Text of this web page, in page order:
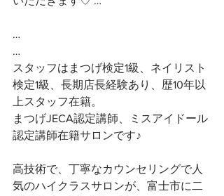
…
…
スタッフはまつげ検定1級、ネイリスト
検定1級、長期店長経験あり、歴10年以
上スタッフ在籍。
まつげJECA認定講師、ミスアイドール
認定講師在籍サロンです♪
高技術で、丁寧なカウンセリングで人
気のハイクラスサロンが、富士市に二